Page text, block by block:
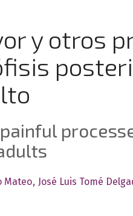
y otros
Mateo José Luis Tomé